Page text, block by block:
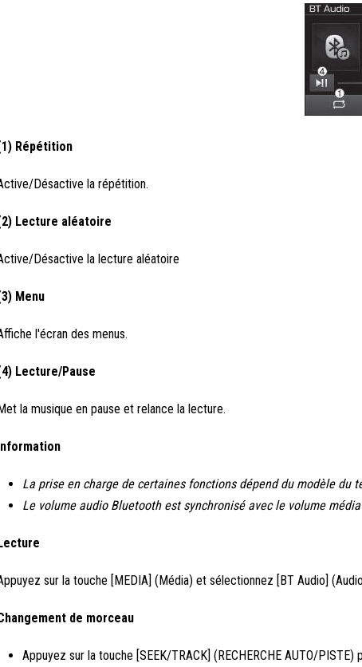
Répétition
Désactive la répétition.
Lecture aléatoire
Désactive la lecture aléatoire
Menu
l'écran des menus.
Lecture/Pause
la musique en pause et relance la lecture.
La prise en charge de certaines fonctions dépend du modèle du
Le volume audio Bluetooth est synchronisé avec le volume
sur la touche [MEDIA] (Média) et sélectionnez [BT Audio]
de morceau
Appuyez sur la touche [SEEK/TRACK] (RECHERCHE AUTO/